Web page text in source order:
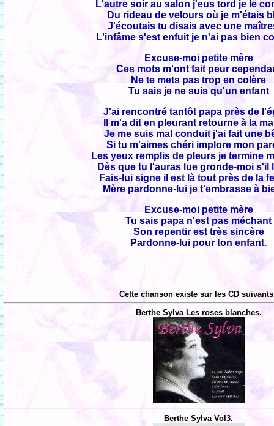
L'autre soir au salon j'eus tord je le
Du rideau de velours où je m'étais
J'écoutais tu disais avec une
L'infâme s'est enfuit je n'ai pas bien
Excuse-moi petite mère
Ces mots m'ont fait peur
Ne te mets pas trop en colère
Tu sais je ne suis qu'un enfant
J'ai rencontré tantôt papa près de
Il m'a dit en pleurant retourne à la
Je me suis mal conduit j'ai fait une
Si tu m'aimes chéri implore mon
Les yeux remplis de pleurs je termine
Dès que tu l'auras lue gronde-moi s'il
Fais-lui signe il est là tout près de la
Mère pardonne-lui je t'embrasse à
Excuse-moi petite mère
Tu sais papa n'est pas méchant
Son repentir est très sincère
Pardonne-lui pour ton enfant.
Cette chanson existe sur les CD
Berthe Sylva Les roses blanches.
Berthe Sylva Vol3.